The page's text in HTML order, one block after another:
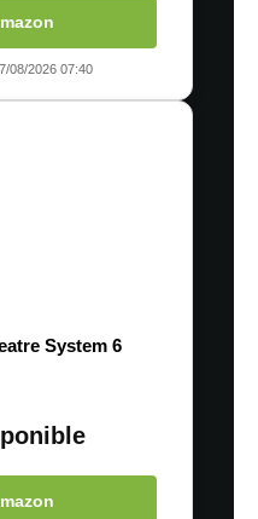
08/2026 07:40
System 6